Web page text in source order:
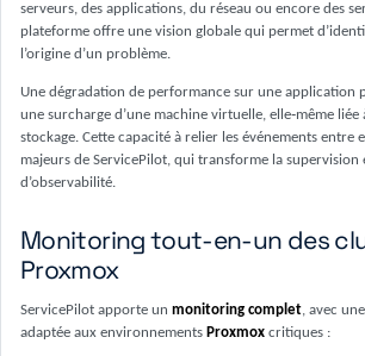
serveurs, des applications, du réseau ou encore des
plateforme offre une vision globale qui permet
l’origine d’un problème.
Une dégradation de performance sur une application
une surcharge d’une machine virtuelle, elle‑même
stockage. Cette capacité à relier les événements entre
majeurs de ServicePilot, qui transforme la supervision
d’observabilité.
Monitoring tout-en-un des
Proxmox
ServicePilot apporte un monitoring complet, avec
adaptée aux environnements Proxmoxcritiques :